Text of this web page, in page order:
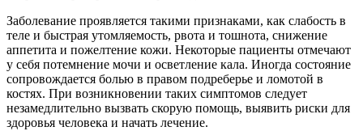
Заболевание проявляется такими признаками, как слабость в
теле и быстрая утомляемость, рвота и тошнота, снижение
аппетита и пожелтение кожи. Некоторые пациенты отмечают
у себя потемнение мочи и осветление кала. Иногда состояние
сопровождается болью в правом подреберье и ломотой в
костях. При возникновении таких симптомов следует
незамедлительно вызвать скорую помощь, выявить риски для
здоровья человека и начать лечение.